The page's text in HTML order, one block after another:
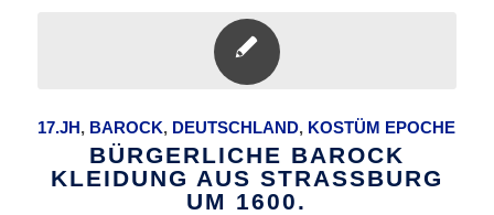
17.JH, BAROCK, DEUTSCHLAND, KOSTÜM EPOCHE
BÜRGERLICHE BAROCK
KLEIDUNG AUS STRASSBURG
UM 1600.